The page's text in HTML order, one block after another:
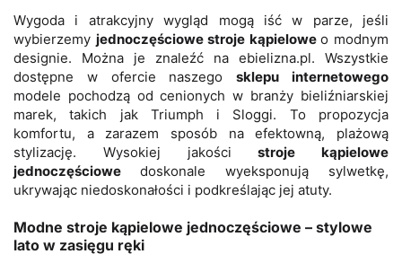
Wygoda i atrakcyjny wygląd mogą iść w parze, jeśli
wybierzemy jednoczęściowe stroje kąpieloweo modnym
designie. Można je znaleźć na ebielizna.pl. Wszystkie
dostępne w ofercie naszegosklepu internetowego
modele pochodzą od cenionych w branży bieliźniarskiej
marek, takich jak Triumph i Sloggi. To propozycja
komfortu, a zarazem sposób na efektowną, plażową
stylizację. Wysokiej jakościstroje kąpielowe
jednoczęściowe doskonale wyeksponują sylwetkę,
ukrywając niedoskonałości i podkreślając jej atuty.
Modne stroje kąpielowe jednoczęściowe – stylowe
lato w zasięgu ręki